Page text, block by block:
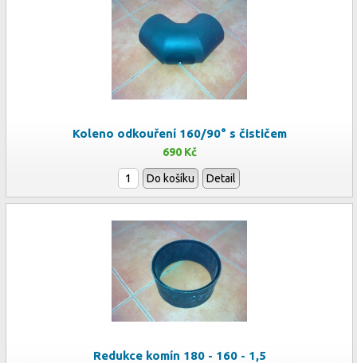
Koleno odkouření 160/90° s čističem
690 Kč
Do košíku Detail
Redukce komín 180 - 160 - 1,5